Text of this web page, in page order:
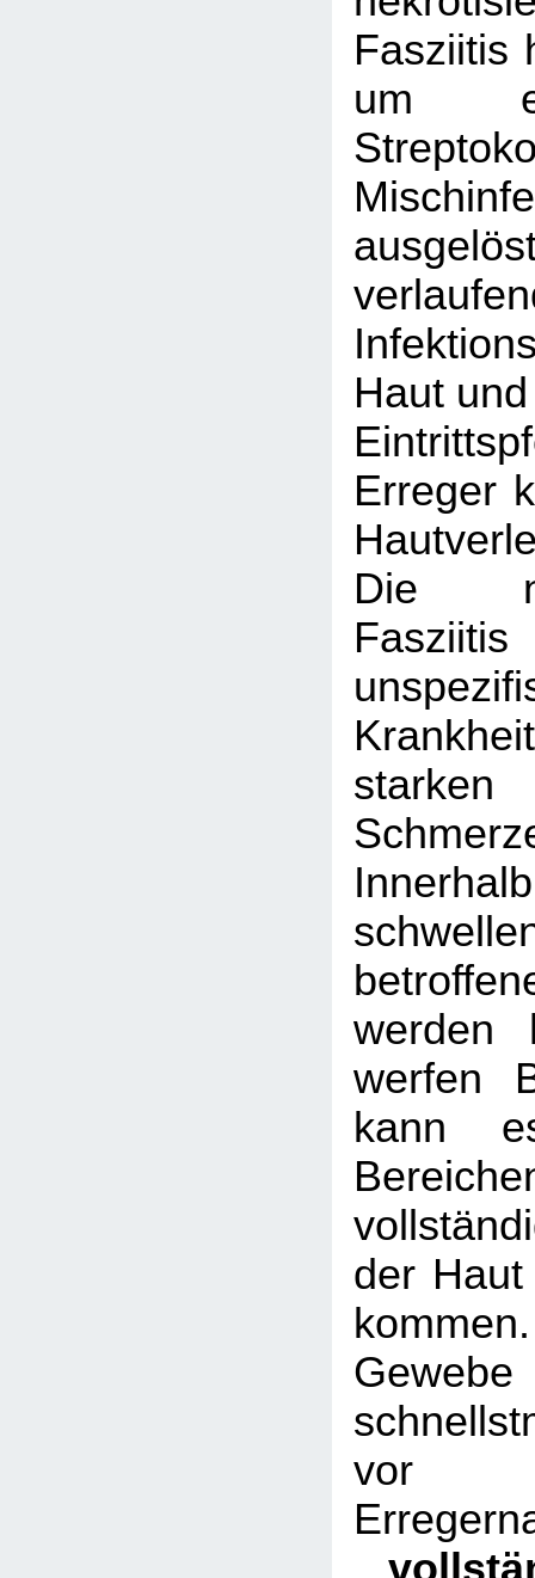
Fasziitis
um
Haut
Erreger
Die
werden
werfen
kann
der